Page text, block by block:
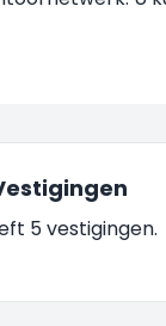
5 vestigingen.